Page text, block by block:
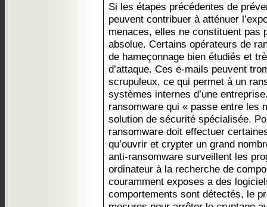
Si les étapes précédentes de
peuvent contribuer à atténuer
menaces, elles ne constituent pas
absolue. Certains opérateurs de
de hameçonnage bien étudiés et
d’attaque. Ces e-mails peuvent
scrupuleux, ce qui permet à un
systèmes internes d’une
ransomware qui « passe entre les
solution de sécurité spécialisée.
ransomware doit effectuer
qu’ouvrir et crypter un grand
anti-ransomware surveillent les
ordinateur à la recherche de
couramment exposes a des
comportements sont détectés, le